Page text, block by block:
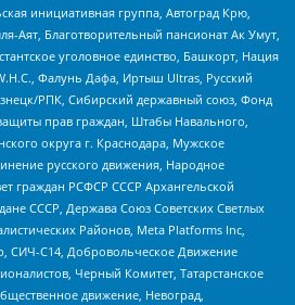
инициативная группа, Автоград Крю,
Аят, Благотворительный пансионат Ак Умут,
уголовное единство, Башкорт, Нация
Фалунь Дафа, Иртыш Ultras, Русский
РПК, Сибирский державный союз, Фонд
прав граждан, Штабы Навального,
округа г. Краснодара, Мужское
русского движения, Народное
граждан РСФСР СССР Архангельской
СССР, Держава Союз Советских Светлых
Районов, Meta Platforms Inc,
СИЧ-С14, Добровольческое Движение
Черный Комитет, Татарстанское
движение, Невоград,